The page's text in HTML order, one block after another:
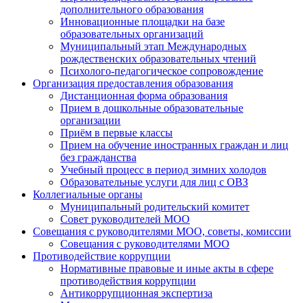
дополнительного образования
Инновационные площадки на базе
образовательных организаций
Муниципальный этап Международных
рождественских образовательных чтений
Психолого-педагогическое сопровождение
Организация предоставления образования
Дистанционная форма образования
Прием в дошкольные образовательные
организации
Приём в первые классы
Прием на обучение иностранных граждан и лиц
без гражданства
Учебный процесс в период зимних холодов
Образовательные услуги для лиц с ОВЗ
Коллегиальные органы
Муниципальный родительский комитет
Совет руководителей МОО
Совещания с руководителями МОО, советы, комиссии
Совещания с руководителями МОО
Противодействие коррупции
Нормативные правовые и иные акты в сфере
противодействия коррупции
Антикоррупционная экспертиза